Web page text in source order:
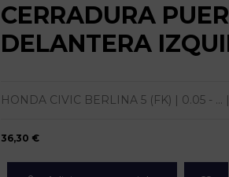
CERRADURA
DELANTERA
HONDA CIVIC BERLINA 5 (FK) | 0.05 - ...
36,30 €